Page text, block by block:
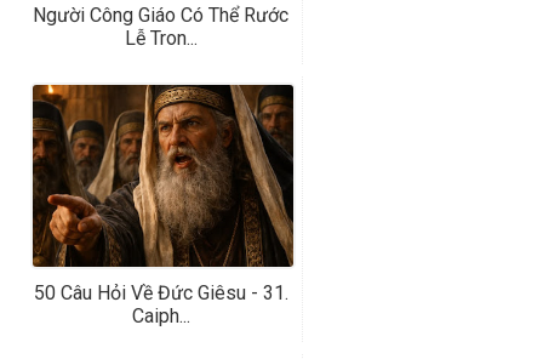
Người Công Giáo Có Thể Rước
Lễ Tron...
50 Câu Hỏi Về Đức Giêsu - 31.
Caiph...